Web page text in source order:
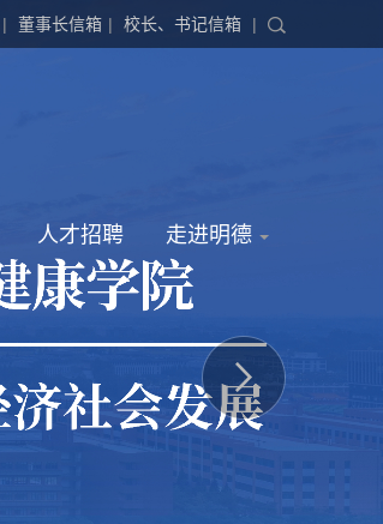
| 董事长信箱 | 校长、书记信箱 |
人才招聘 走进明德